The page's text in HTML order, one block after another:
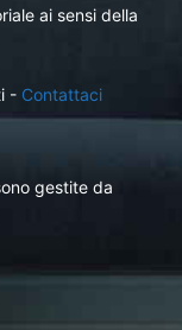
ai sensi della
- Contattaci
gestite da